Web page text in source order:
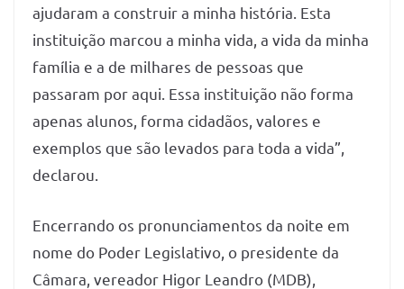
ajudaram a construir a minha história. Esta
instituição marcou a minha vida, a vida da minha
família e a de milhares de pessoas que
passaram por aqui. Essa instituição não forma
apenas alunos, forma cidadãos, valores e
exemplos que são levados para toda a vida”,
declarou.
Encerrando os pronunciamentos da noite em
nome do Poder Legislativo, o presidente da
Câmara, vereador Higor Leandro (MDB),